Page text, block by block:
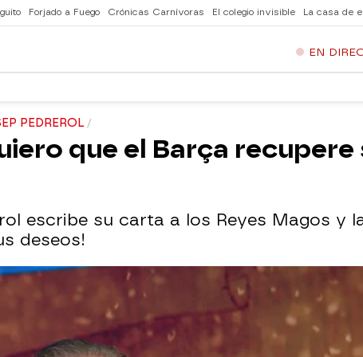
Forjado a Fuego Crónicas Carnívoras El colegio invisible La casa de
EN
PEDREROL
que el Barça recupere
escribe su carta a los Reyes Magos y
deseos!